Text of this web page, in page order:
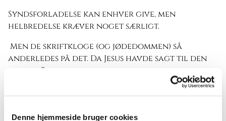
Denne hjemmeside bruger cookies
Syndsforladelse kan enhver give, men
helbredelse kræver noget særligt.
Men de skriftkloge (og jødedommen) så
anderledes på det. Da Jesus havde sagt til den
Søn, dine synder tilgives dig…
måtte eller kunne eller skulle intet menneske